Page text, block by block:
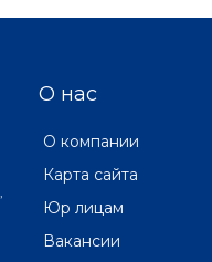
О нас
О компании
Карта сайта
Юр лицам
Вакансии